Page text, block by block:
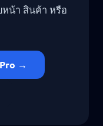
หน้า สินค้า หรือ
→